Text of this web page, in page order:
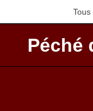
Péché